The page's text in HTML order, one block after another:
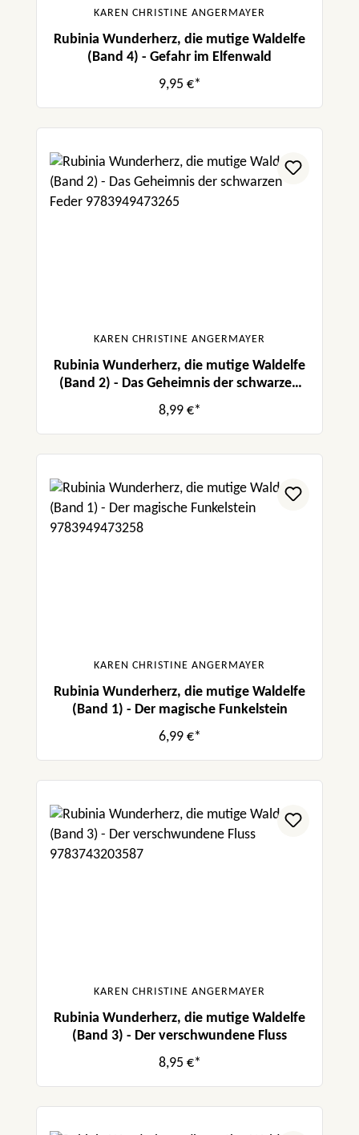
KAREN CHRISTINE ANGERMAYER
Rubinia Wunderherz, die mutige Waldelfe
(Band 4) - Gefahr im Elfenwald
9,95 €*
KAREN CHRISTINE ANGERMAYER
Rubinia Wunderherz, die mutige Waldelfe
(Band 2) - Das Geheimnis der schwarzen
Feder
8,99 €*
KAREN CHRISTINE ANGERMAYER
Rubinia Wunderherz, die mutige Waldelfe
(Band 1) - Der magische Funkelstein
6,99 €*
KAREN CHRISTINE ANGERMAYER
Rubinia Wunderherz, die mutige Waldelfe
(Band 3) - Der verschwundene Fluss
8,95 €*